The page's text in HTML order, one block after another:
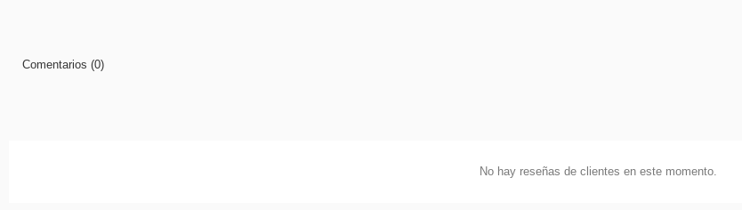
Comentarios (0)
No hay reseñas de clientes en este momento.